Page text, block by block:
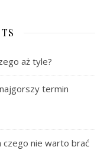
aż tyle?
termin
czego nie warto brać